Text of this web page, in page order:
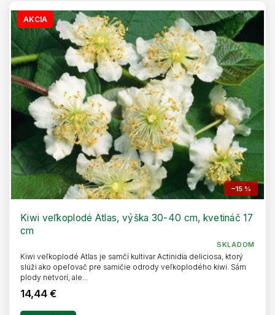
AKCIA
–15 %
Kiwi veľkoplodé Atlas, výška 30-40 cm, kvetináč 17
cm
SKLADOM
14,44 €
Kiwi veľkoplodé Atlas je samčí kultivar Actinidia deliciosa, ktorý
slúži ako opeľovač pre samičie odrody veľkoplodého kiwi. Sám
plody netvorí, ale...